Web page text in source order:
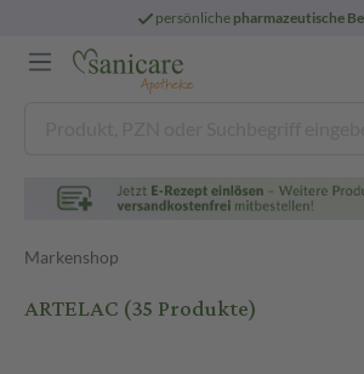
E-Rezept: Heute bestellt,morgen geliefert3
Markenshop
ARTELAC(35 Produkte)